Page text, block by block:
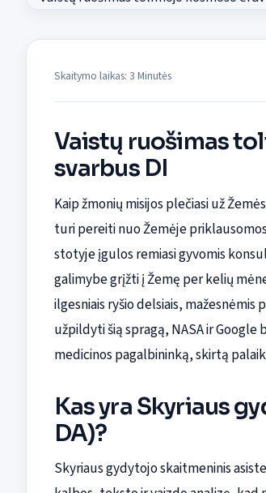
Skaitymo laikas: 3 Minutės
Vaistų ruošimas
svarbus DI
Kaip žmonių misijos plečiasi už
turi pereiti nuo Žemėje
stotyje įgulos remiasi gyvomis
galimybe grįžti į Žemę per kelių
ilgesniais ryšio delsiais,
užpildyti šią spragą, NASA ir
medicinos pagalbininką, skirtą
Kas yra Skyriaus
DA)?
Skyriaus gydytojo skaitmeninis